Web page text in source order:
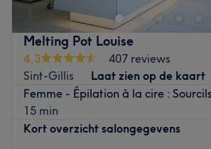
comme des massages pour les
des manucures et pédicures. Avec sa
décoration particulièrement soignée et
agréable, cet institut est un véritable
en plein Bruxelles. Caroline, avec plus
d'expérience dans le monde de la
conseiller à merveille et vous proposer
avec des produits de grande qualité.
Melting Pot Louise
4,3
407 reviews
Sint-Gillis
Laat zien op de kaart
Femme - Épilation à la cire :
15 min
Kort overzicht salongegevens